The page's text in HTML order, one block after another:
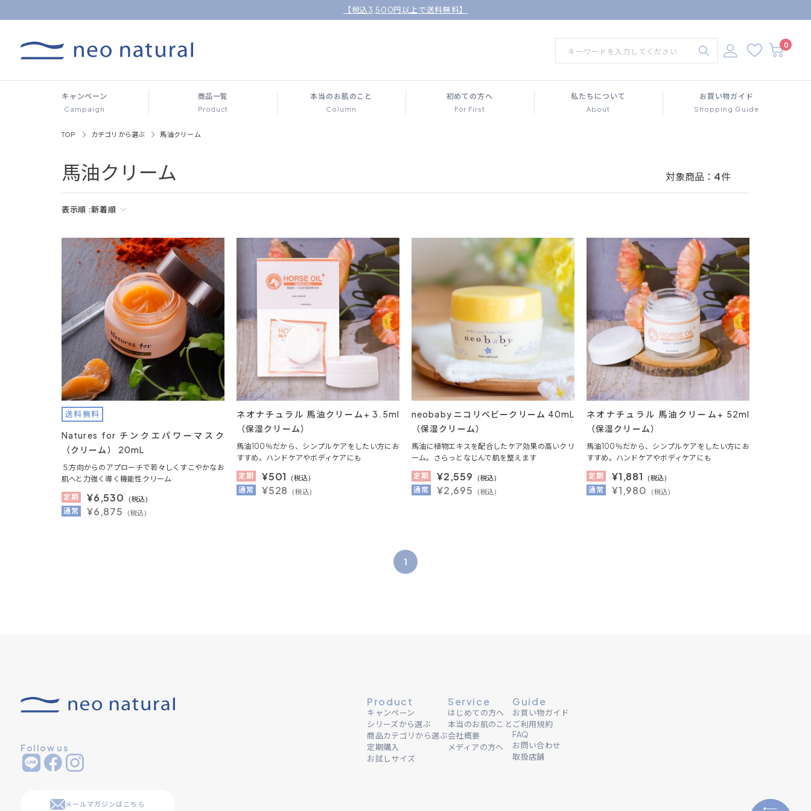
【税込3,500円以上で送料無料】
0
キャンペーン
Campaign
商品一覧
Product
本当のお肌のこと
Column
初めての方へ
For First
私たちについて
About
お買い物ガイド
Shopping Guide
TOP カテゴリから選ぶ 馬油クリーム
馬油クリーム 対象商品： 4件
表示順 :新着順
送料無料
Natures for チンクエパワーマスク
（クリーム） 20mL
５方向からのアプローチで若々しくすこやかなお
肌へと力強く導く機能性クリーム
定期
¥6,530 (税込)
通常 ¥6,875 (税込)
ネオナチュラル 馬油クリーム+ 3.5ml
（保湿クリーム）
馬油100％だから、シンプルケアをしたい方にお
すすめ。ハンドケアやボディケアにも
定期
¥501 (税込)
通常 ¥528 (税込)
neobaby ニコリベビークリーム 40mL
（保湿クリーム）
馬油に植物エキスを配合したケア効果の高いクリ
ーム。さらっとなじんで肌を整えます
定期
¥2,559 (税込)
通常 ¥2,695 (税込)
ネオナチュラル 馬油クリーム+ 52ml
（保湿クリーム）
馬油100％だから、シンプルケアをしたい方にお
すすめ。ハンドケアやボディケアにも
定期
¥1,881 (税込)
通常 ¥1,980 (税込)
1
Product
キャンペーン
シリーズから選ぶ
商品カテゴリから選ぶ
定期購入
お試しサイズ
Service
はじめての方へ
本当のお肌のこと
会社概要
メディアの方へ
Guide
お買い物ガイド
ご利用規約
FAQ
お問い合わせ
取扱店舗
Follow us
メールマガジンはこちら